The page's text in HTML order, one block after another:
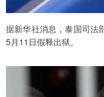
据新华社消息，泰国司法
5月11日假释出狱。